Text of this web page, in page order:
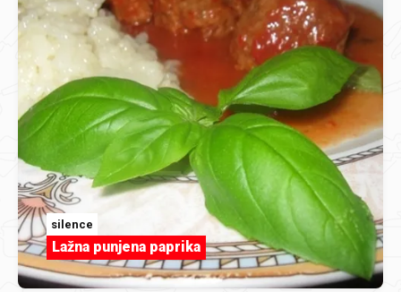
silence
Lažna punjena paprika